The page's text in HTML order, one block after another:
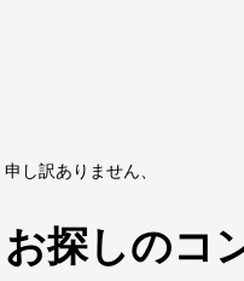
申し訳ありません、
お探しのコ